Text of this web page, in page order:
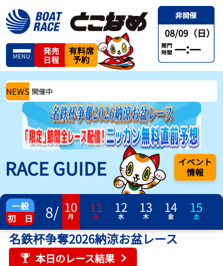
MENU
発売
日程
有料席
予約
08/09（日）
開門
時間 —:—
NEWS
開催中
RACE GUIDE
イベント
情報
一般
初 日
8/ 10
月
11
火
12
水
13
木
14
金
15
土
名鉄杯争奪2026納涼お盆レース
本日のレース結果